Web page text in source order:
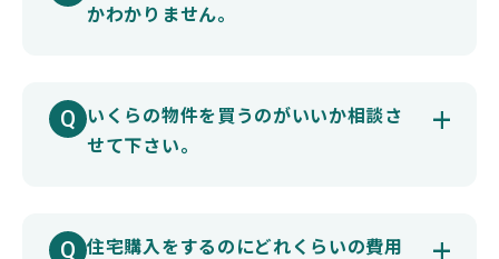
かわかりません。
いくらの物件を買うのがいいか相談さ
せて下さい。
住宅購入をするのにどれくらいの費用